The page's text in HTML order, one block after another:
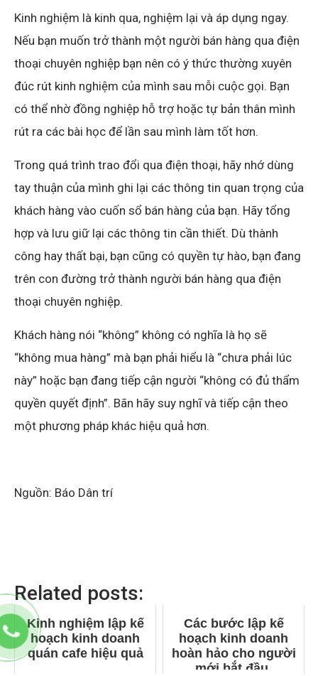
Kinh nghiệm là kinh qua, nghiệm lại và áp dụng ngay.
Nếu bạn muốn trở thành một người bán hàng qua điện
thoại chuyên nghiệp bạn nên có ý thức thường xuyên
đúc rút kinh nghiệm của mình sau mỗi cuộc gọi. Bạn
có thể nhờ đồng nghiệp hỗ trợ hoặc tự bản thân mình
rút ra các bài học để lần sau mình làm tốt hơn.
Trong quá trình trao đổi qua điện thoại, hãy nhớ dùng
tay thuận của mình ghi lại các thông tin quan trọng của
khách hàng vào cuốn sổ bán hàng của bạn. Hãy tổng
hợp và lưu giữ lại các thông tin cần thiết. Dù thành
công hay thất bại, bạn cũng có quyền tự hào, bạn đang
trên con đường trở thành người bán hàng qua điện
thoại chuyên nghiệp.
Khách hàng nói “không” không có nghĩa là họ sẽ
“không mua hàng” mà bạn phải hiểu là “chưa phải lúc
này” hoặc bạn đang tiếp cận người “không có đủ thẩm
quyền quyết định”. Bãn hãy suy nghĩ và tiếp cận theo
một phương pháp khác hiệu quả hơn.
Nguồn: Báo Dân trí
Related posts:
Kinh nghiệm lập kế
hoạch kinh doanh
quán cafe hiệu quả
Các bước lập kế
hoạch kinh doanh
hoàn hảo cho người
mới bắt đầu.